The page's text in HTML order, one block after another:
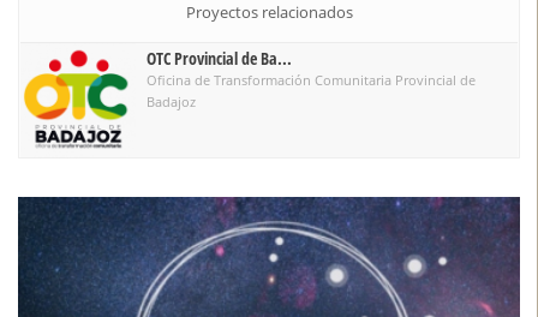
Proyectos relacionados
OTC Provincial de Ba...
Oficina de Transformación Comunitaria Provincial de
Badajoz